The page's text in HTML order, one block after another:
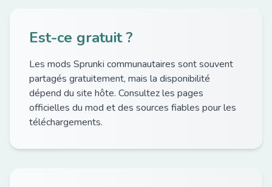
Est-ce gratuit ?
Les mods Sprunki communautaires sont souvent
partagés gratuitement, mais la disponibilité
dépend du site hôte. Consultez les pages
officielles du mod et des sources fiables pour les
téléchargements.